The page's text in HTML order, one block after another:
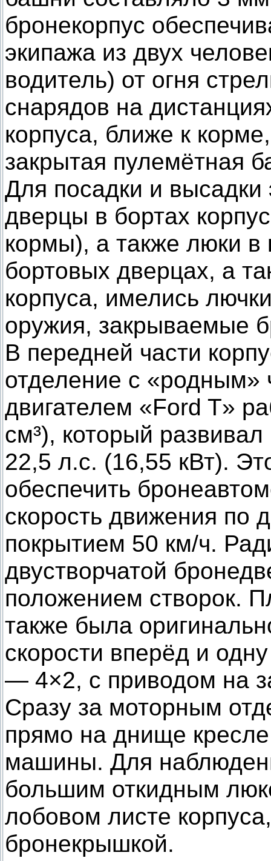
бронекорпус
экипажа из двух
водитель) от огня
снарядов на
корпуса, ближе к
закрытая пулемётная
Для посадки и
дверцы в бортах
кормы), а также люки
бортовых дверцах, а
корпуса, имелись
оружия, закрываемые
В передней части
отделение с
двигателем «Ford T»
см³), который
22,5 л.с. (16,55 кВт).
обеспечить
скорость движения по
покрытием 50 км/ч.
двустворчатой
положением створок.
также была
скорости вперёд и
— 4×2, с приводом на
Сразу за моторным
прямо на днище
машины. Для
большим откидным
лобовом листе
бронекрышкой.